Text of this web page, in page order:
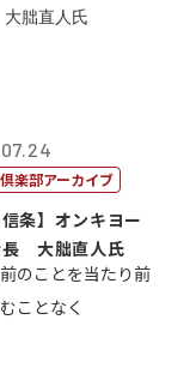
楽部アーカイブ
信条】オンキヨー
長 大朏直人氏
のことを当たり前
ことなく